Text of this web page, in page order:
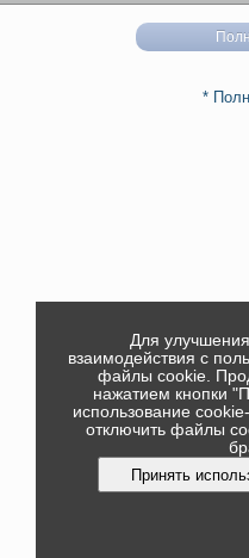
*
Для
взаимодействия с
файлы cookie.
нажатием кнопки
использование
отключить файлы
Принять